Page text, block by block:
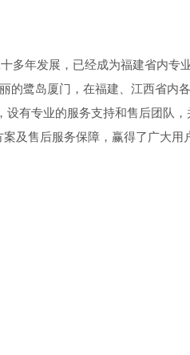
多年发展，已经成为福建省内
鹭岛厦门，在福建、江西省内各
设有专业的服务支持和售后团队
及售后服务保障，赢得了广大用